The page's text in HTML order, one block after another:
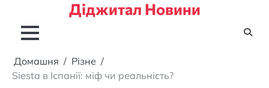
вмісту
Діджитал Новини
Домашня
Різне
Siesta в Іспанії: міф чи реальність?